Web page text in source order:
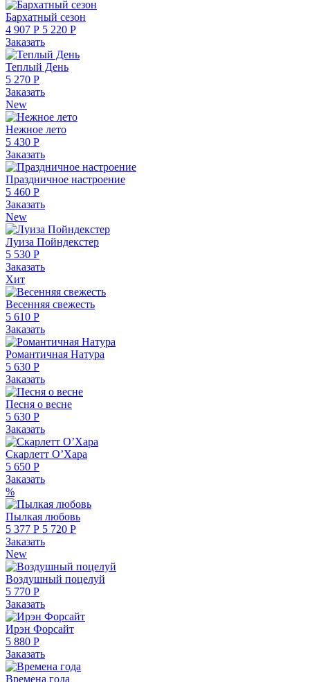
Бархатный сезон
4 907 Р 5 220 Р
Заказать
Теплый День
5 270 Р
Заказать
New
Нежное лето
5 430 Р
Заказать
Праздничное настроение
5 460 Р
Заказать
New
Луиза Пойндекстер
5 530 Р
Заказать
Хит
Весенняя свежесть
5 610 Р
Заказать
Романтичная Натура
5 630 Р
Заказать
Песня о весне
5 630 Р
Заказать
Скарлетт О’Хара
5 650 Р
Заказать
%
Пылкая любовь
5 377 Р 5 720 Р
Заказать
New
Воздушный поцелуй
5 770 Р
Заказать
Ирэн Форсайт
5 880 Р
Заказать
Времена года